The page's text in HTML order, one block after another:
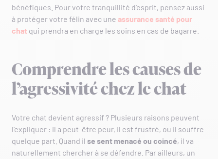
bénéfiques. Pour votre tranquillité d’esprit, pensez aussi
à protéger votre félin avec une assurance santé pour
chat qui prendra en charge les soins en cas de bagarre.
Comprendre les causes de
l’agressivité chez le chat
Votre chat devient agressif ? Plusieurs raisons peuvent
l’expliquer : il a peut-être peur, il est frustré, ou il souffre
quelque part. Quand il se sent menacé ou coincé, il va
naturellement chercher à se défendre. Par ailleurs, un